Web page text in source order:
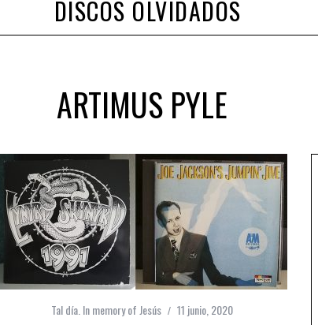
DISCOS OLVIDADOS
ARTIMUS PYLE
Tal día. In memory of Jesús 11 junio, 2020